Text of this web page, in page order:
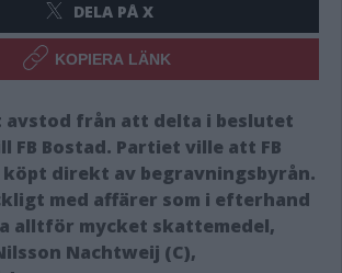
DELA PÅ X
KOPIERA LÄNK
avstod från att delta i beslutet
FB Bostad. Partiet ville att FB
köpt direkt av begravningsbyrån.
med affärer som i efterhand
alltför mycket skattemedel,
Nachtweij (C),